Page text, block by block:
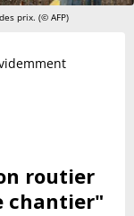
prix. (© AFP)
routier
chantier"